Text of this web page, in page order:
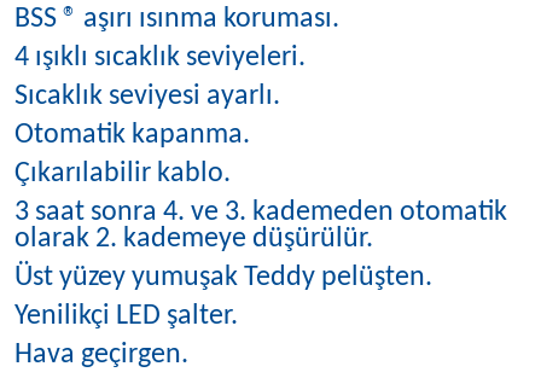
BSS ® aşırı ısınma koruması.
4 ışıklı sıcaklık seviyeleri.
Sıcaklık seviyesi ayarlı.
Otomatik kapanma.
Çıkarılabilir kablo.
3 saat sonra 4. ve 3. kademeden otomatik
olarak 2. kademeye düşürülür.
Üst yüzey yumuşak Teddy pelüşten.
Yenilikçi LED şalter.
Hava geçirgen.